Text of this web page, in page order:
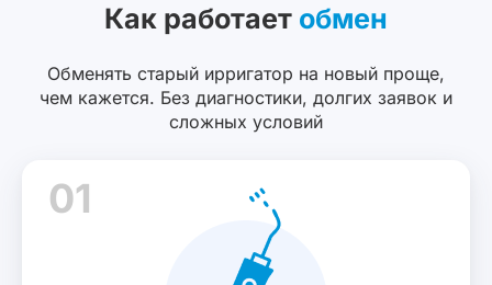
Как работает обмен
Обменять старый ирригатор на новый проще,
чем кажется. Без диагностики, долгих заявок и
сложных условий
01